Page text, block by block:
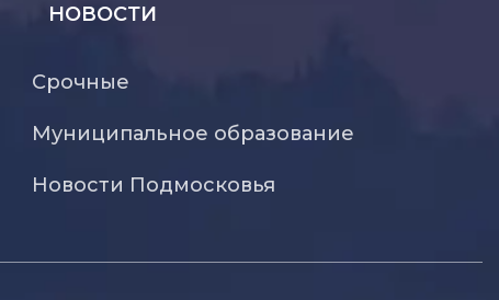
НОВОСТИ
Срочные
Муниципальное образование
Новости Подмосковья